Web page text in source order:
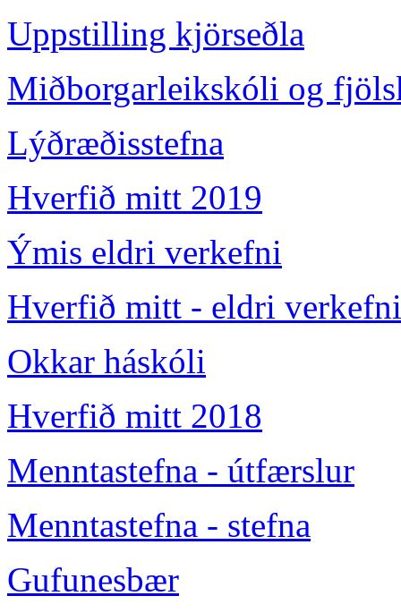
Uppstilling kjörseðla
Miðborgarleikskóli og
Lýðræðisstefna
Hverfið mitt 2019
Ýmis eldri verkefni
Hverfið mitt - eldri verkefni
Okkar háskóli
Hverfið mitt 2018
Menntastefna - útfærslur
Menntastefna - stefna
Gufunesbær